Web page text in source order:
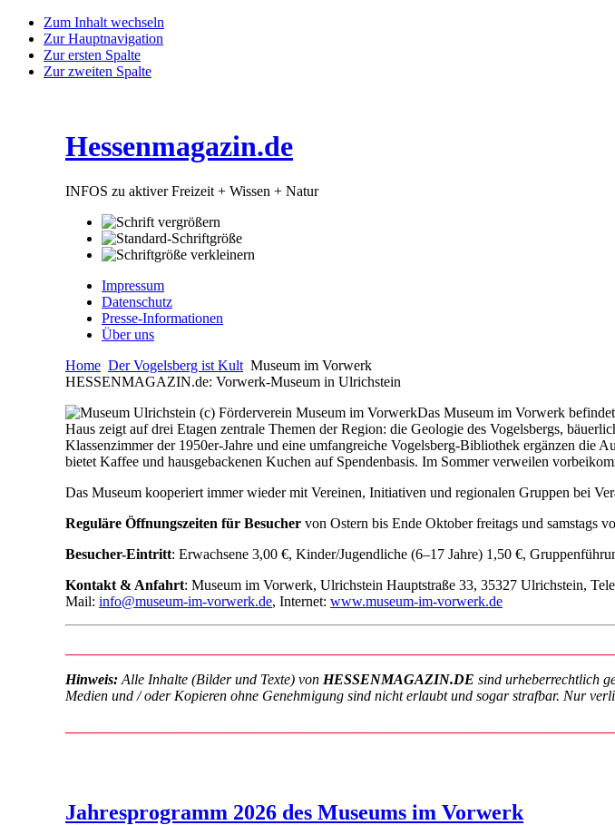
Zum Inhalt wechseln
Zur Hauptnavigation
Zur ersten Spalte
Zur zweiten Spalte
Hessenmagazin.de
INFOS zu aktiver Freizeit + Wissen + Natur
Impressum
Datenschutz
Presse-Informationen
Über uns
Home Der Vogelsberg ist Kult Museum im Vorwerk
HESSENMAGAZIN.de: Vorwerk-Museum in Ulrichstein
Das Museum im Vorwerk
Haus zeigt auf drei Etagen zentrale Themen der Region: die Geologie des Vogelsbergs,
Klassenzimmer der 1950er-Jahre und eine umfangreiche Vogelsberg-Bibliothek ergänzen die
bietet Kaffee und hausgebackenen Kuchen auf Spendenbasis. Im Sommer verweilen
Das Museum kooperiert immer wieder mit Vereinen, Initiativen und regionalen Gruppen bei
Reguläre Öffnungszeiten für Besucher von Ostern bis Ende Oktober freitags und samstags
Besucher-Eintritt: Erwachsene 3,00 €, Kinder/Jugendliche (6–17 Jahre) 1,50 €,
Kontakt & Anfahrt: Museum im Vorwerk, Ulrichstein Hauptstraße 33, 35327 Ulrichstein,
Mail: info@museum-im-vorwerk.de, Internet: www.museum-im-vorwerk.de
Hinweis: Alle Inhalte (Bilder und Texte) von HESSENMAGAZIN.DE sind urheberrechtlich
Medien und / oder Kopieren ohne Genehmigung sind nicht erlaubt und sogar strafbar. Nur
Jahresprogramm 2026 des Museums im Vorwerk